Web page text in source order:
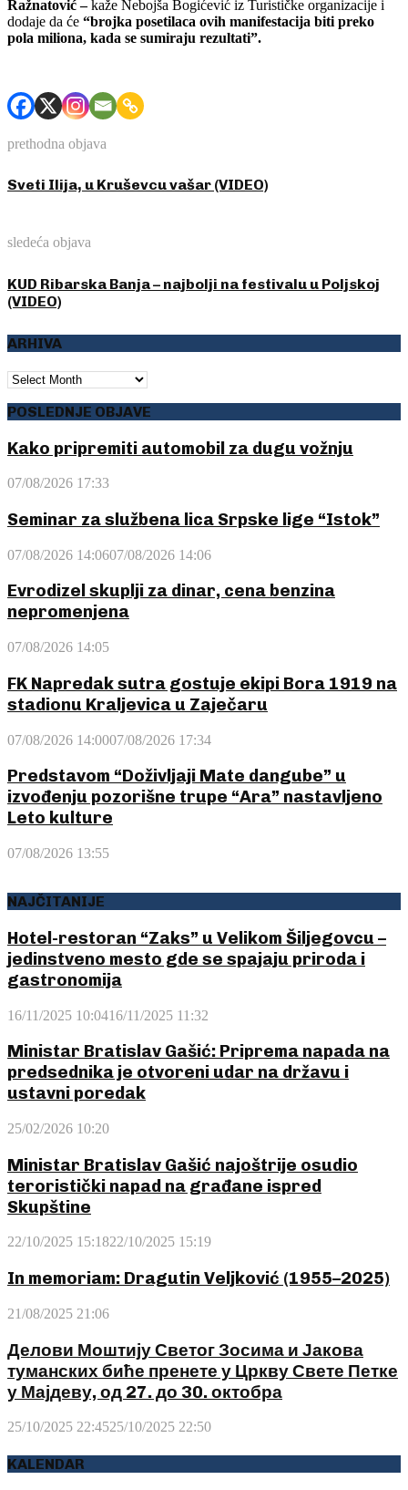
Ražnatović –kaže Nebojša Bogićević iz Turističke organizacije i
dodaje da će “brojka posetilaca ovih manifestacija biti preko
pola miliona, kada se sumiraju rezultati”.
prethodna objava
Sveti Ilija, u Kruševcu vašar (VIDEO)
sledeća objava
KUD Ribarska Banja – najbolji na festivalu u Poljskoj
(VIDEO)
ARHIVA
ARHIVA
POSLEDNJE OBJAVE
Kako pripremiti automobil za dugu vožnju
07/08/2026 17:33
Seminar za službena lica Srpske lige “Istok”
07/08/2026 14:0607/08/2026 14:06
Evrodizel skuplji za dinar, cena benzina
nepromenjena
07/08/2026 14:05
FK Napredak sutra gostuje ekipi Bora 1919 na
stadionu Kraljevica u Zaječaru
07/08/2026 14:0007/08/2026 17:34
Predstavom “Doživljaji Mate dangube” u
izvođenju pozorišne trupe “Ara” nastavljeno
Leto kulture
07/08/2026 13:55
NAJČITANIJE
Hotel-restoran “Zaks” u Velikom Šiljegovcu –
jedinstveno mesto gde se spajaju priroda i
gastronomija
16/11/2025 10:0416/11/2025 11:32
Ministar Bratislav Gašić: Priprema napada na
predsednika je otvoreni udar na državu i
ustavni poredak
25/02/2026 10:20
Ministar Bratislav Gašić najoštrije osudio
teroristički napad na građane ispred
Skupštine
22/10/2025 15:1822/10/2025 15:19
In memoriam: Dragutin Veljković (1955–2025)
21/08/2025 21:06
Делови Моштију Светог Зосима и Јакова
туманских биће пренете у Цркву Свете Петке
у Мајдеву, од 27. до 30. октобра
25/10/2025 22:4525/10/2025 22:50
KALENDAR